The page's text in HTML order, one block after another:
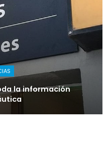
la información